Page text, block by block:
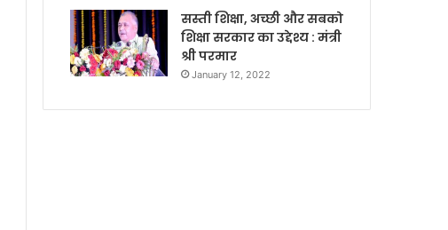
सस्ती शिक्षा, अच्छी और सबको
शिक्षा सरकार का उद्देश्य : मंत्री
श्री परमार
January 12, 2022